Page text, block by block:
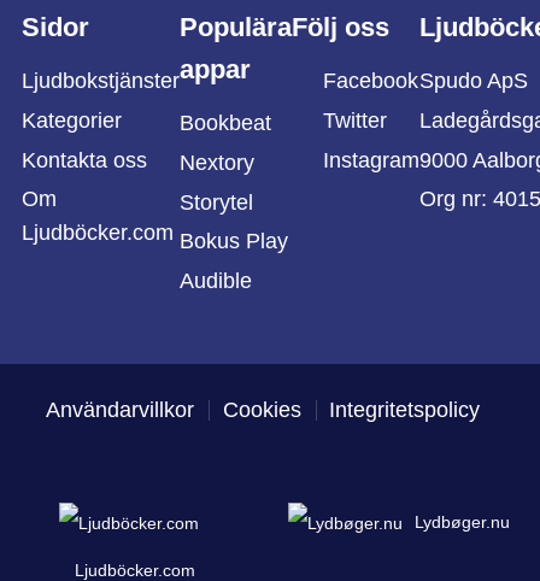
Sidor
Ljudbokstjänster
Kategorier
Kontakta oss
Om
Ljudböcker.com
Populära
appar
Bookbeat
Nextory
Storytel
Bokus Play
Audible
Följ oss
Facebook
Twitter
Instagram
Spudo ApS
9000
Org nr:
Användarvillkor Cookies Integritetspolicy
Ljudböcker.com
Lydbøger.nu